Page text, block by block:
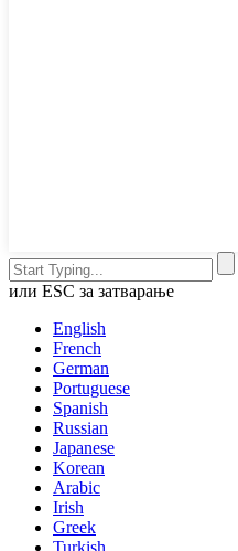
или ESC за затварање
English
French
German
Portuguese
Spanish
Russian
Japanese
Korean
Arabic
Irish
Greek
Turkish